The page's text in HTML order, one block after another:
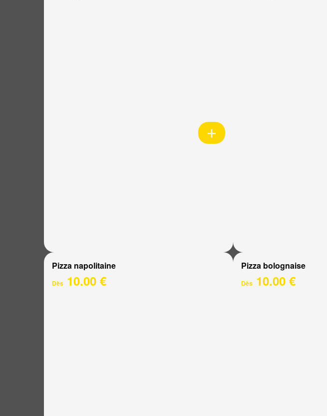
Pizza napolitaine
Dès 10.00 €
Pizza bolognaise
Dès10.00 €